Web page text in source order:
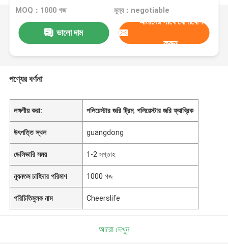
MOQ：1000 গজ মূল্য：negotiable
ভালো দাম
আমাদের সাথে যোগাযোগ
করুন
পণ্যের বর্ণনা
লক্ষণীয় করা: পলিয়েস্টার জরি ট্রিম,পলিয়েস্টার জরি ফ্যাব্রিক
উৎপত্তি স্থল guangdong
ডেলিভারি সময় 1-2 সপ্তাহ
ন্যূনতম চাহিদার পরিমাণ 1000 গজ
পরিচিতিমুলক নাম Cheerslife
আরো দেখুন